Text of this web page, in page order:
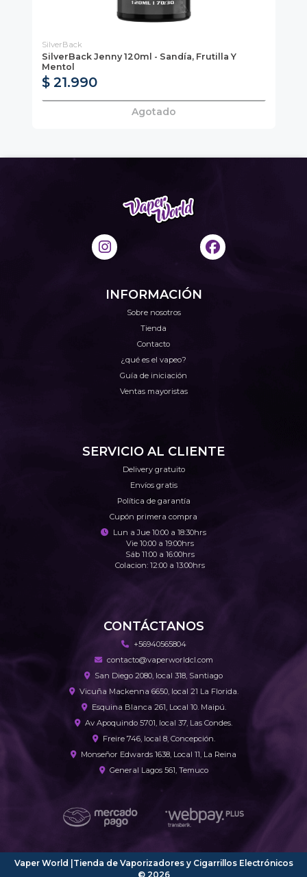
SilverBack
SilverBack Jenny 120ml - Sandía, Frutilla Y
Mentol
$ 21.990
Agotado
INFORMACIÓN
Sobre nosotros
Tienda
Contacto
¿qué es el vapeo?
Guía de iniciación
Ventas mayoristas
SERVICIO AL CLIENTE
Delivery gratuito
Envíos gratis
Política de garantía
Cupón primera compra
Lun a Jue 10:00 a 18:30hrs
Vie 10:00 a 19:00hrs
Sáb 11:00 a 16:00hrs
Colacion: 12:00 a 13:00hrs
CONTÁCTANOS
+56940565804
contacto@vaperworldcl.com
San Diego 2080, local 318, Santiago
Vicuña Mackenna 6650, local 21 La Florida.
Esquina Blanca 261, Local 10. Maipú.
Av Apoquindo 5701, local 37, Las Condes.
Freire 746, local 8, Concepción.
Monseñor Edwards 1638, Local 11, La Reina
General Lagos 561, Temuco
Vaper World |Tienda de Vaporizadores y Cigarrillos Electrónicos
© 2026